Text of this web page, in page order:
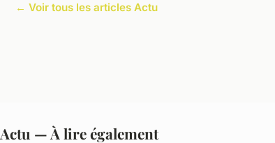
← Voir tous les articles Actu
Actu — À lire également